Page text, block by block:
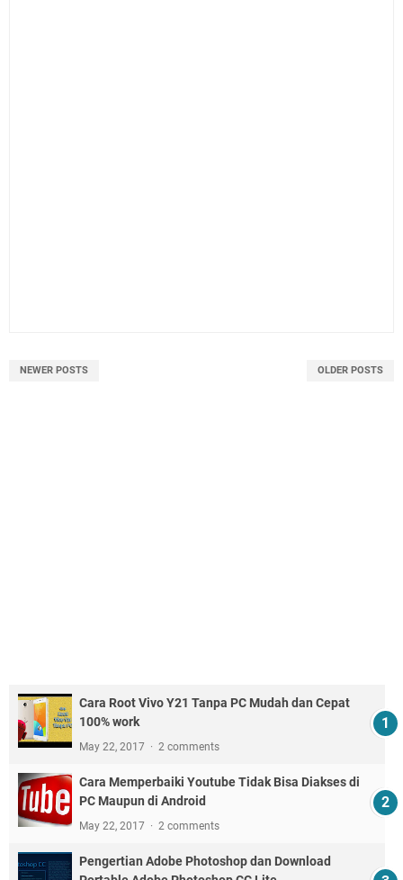
NEWER POSTS OLDER POSTS
Cara Root Vivo Y21 Tanpa PC Mudah dan Cepat
100% work
May 22, 2017 2 comments
Cara Memperbaiki Youtube Tidak Bisa Diakses di
PC Maupun di Android
May 22, 2017 2 comments
Pengertian Adobe Photoshop dan Download